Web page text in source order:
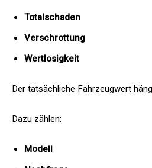
Totalschaden
Verschrottung
Wertlosigkeit
Der tatsächliche Fahrzeugwert
Dazu zählen:
Modell